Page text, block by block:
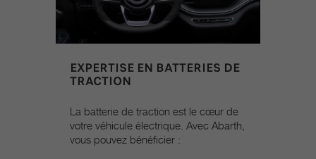
EXPERTISE EN BATTERIES DE
TRACTION
La batterie de traction est le cœur de
votre véhicule électrique. Avec Abarth,
vous pouvez bénéficier :